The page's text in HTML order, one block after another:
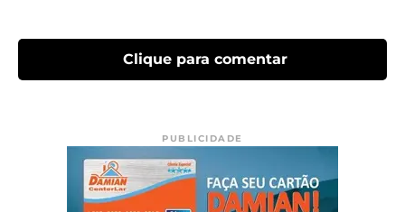
Clique para comentar
PUBLICIDADE